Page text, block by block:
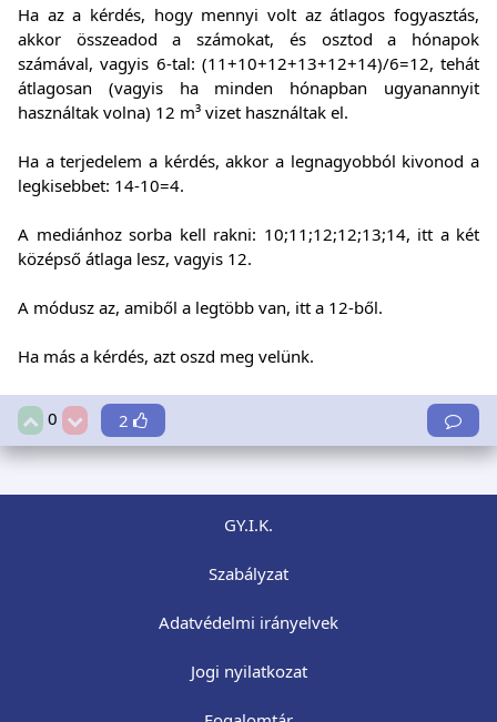
Ha az a kérdés, hogy mennyi volt az átlagos fogyasztás,
akkor összeadod a számokat, és osztod a hónapok
számával, vagyis 6-tal: (11+10+12+13+12+14)/6=12, tehát
átlagosan (vagyis ha minden hónapban ugyanannyit
használtak volna) 12 m³ vizet használtak el.
Ha a terjedelem a kérdés, akkor a legnagyobból kivonod a
legkisebbet: 14-10=4.
A mediánhoz sorba kell rakni: 10;11;12;12;13;14, itt a két
középső átlaga lesz, vagyis 12.
A módusz az, amiből a legtöbb van, itt a 12-ből.
Ha más a kérdés, azt oszd meg velünk.
0 2
GY.I.K.
Szabályzat
Adatvédelmi irányelvek
Jogi nyilatkozat